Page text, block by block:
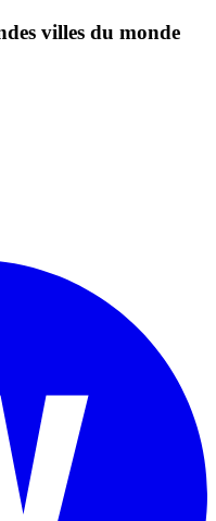
villes du monde